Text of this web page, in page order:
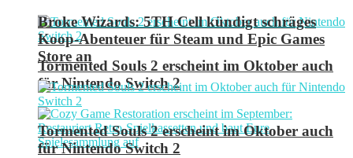
Tormented Souls 2 erscheint im Oktober auch
für Nintendo Switch 2
Broke Wizards: 5TH Cell kündigt schräges
Koop-Abenteuer für Steam und Epic Games
Store an
Tormented Souls 2 erscheint im Oktober auch
für Nintendo Switch 2